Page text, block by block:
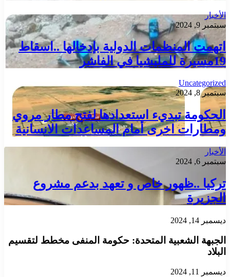
الأخبار
سبتمبر 9, 2024
اتهمت المنظمات الدولية بإدخالها ..اسقاط
19مسيرة للمليشيا في الفاشر
Uncategorized
سبتمبر 8, 2024
الحكومة تبديء استعدادها لفتح مطار مروي
ومطارات اخرى أمام المساعدات الانسانية
الأخبار
سبتمبر 6, 2024
تركيا ..ظهور خاص و تعهد بدعم مشروع
الجزيرة
ديسمبر 14, 2024
الجبهة الشعبية المتحدة: حكومة المنفى مخطط لتقسيم
البلاد
ديسمبر 11, 2024